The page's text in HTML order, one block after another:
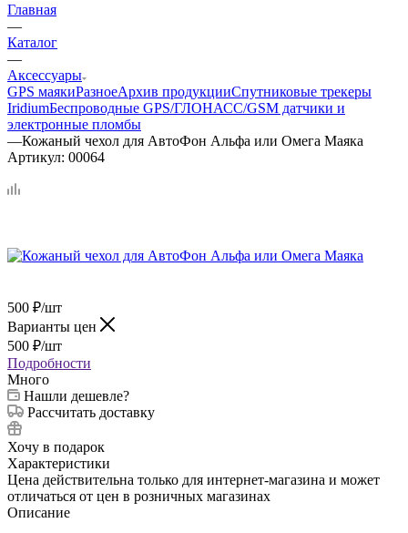
Главная
—
Каталог
—
Аксессуары
GPS маякиРазноеАрхив продукцииСпутниковые трекеры
IridiumБеспроводные GPS/ГЛОНАСС/GSM датчики и
электронные пломбы
—Кожаный чехол для АвтоФон Альфа или Омега Маяка
Артикул: 00064
500 ₽/шт
Варианты цен
500 ₽/шт
Подробности
Много
Нашли дешевле?
Рассчитать доставку
Хочу в подарок
Характеристики
Цена действительна только для интернет-магазина и может
отличаться от цен в розничных магазинах
Описание